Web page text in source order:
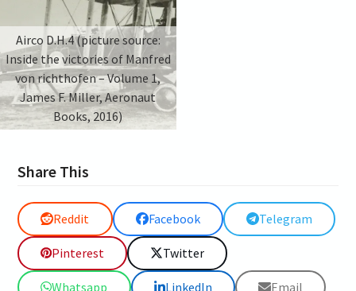
Airco D.H.4 (picture source:
Inside the victories of Manfred
von richthofen – Volume 1,
James F. Miller, Aeronaut
Books, 2016)
Share This
Reddit Facebook Telegram
Pinterest Twitter
Whatsapp LinkedIn Email